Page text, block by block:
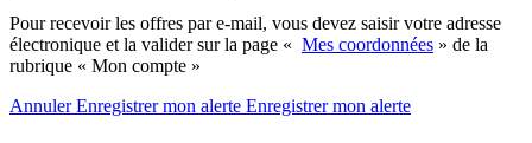
Pour recevoir les offres par e-mail, vous devez saisir votre adresse
électronique et la valider sur la page « Mes coordonnées » de la
rubrique « Mon compte »
AnnulerEnregistrer mon alerte Enregistrermon alerte